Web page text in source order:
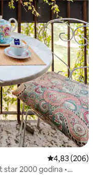
Prosječna
4,83 (206)
star 2000 godina •